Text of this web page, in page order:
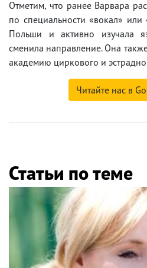
Отметим, что ранее Варвара
по специальности «вокал» или
Польши и активно изучала
сменила направление. Она
академию циркового и
Читайте нас в
Статьи по теме